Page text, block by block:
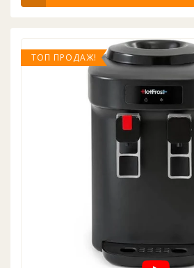
ТОП ПРОДАЖ!